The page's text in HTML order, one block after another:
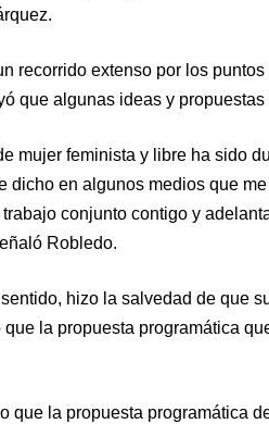
recorrido extenso por los
que algunas ideas y
mujer feminista y libre ha sido
dicho en algunos medios que
conjunto contigo y
Robledo.
hizo la salvedad de que
la propuesta programática
que la propuesta programática